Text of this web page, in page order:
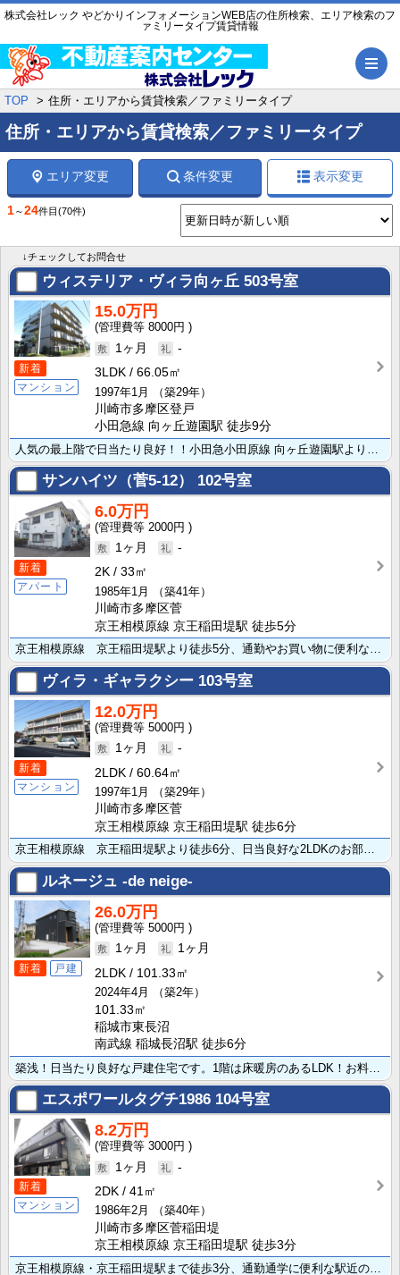
株式会社レック やどかりインフォメーションWEB店の住所検索、エリア検索のフ
ァミリータイプ賃貸情報
TOP 住所・エリアから賃貸検索／ファミリータイプ
住所・エリアから賃貸検索／ファミリータイプ
エリア変更 条件変更 表示変更
1～24件目 (70件)
↓チェックしてお問合せ
ウィステリア・ヴィラ向ヶ丘 503号室
新着
マンション
15.0万円
8000円
1ヶ月
-
3LDK
66.05㎡
1997年1月
（築29年）
川崎市多摩区登戸
小田急線 向ヶ丘遊園駅 徒歩9分
人気の最上階で日当たり良好！！小田急小田原線 向ヶ丘遊園駅より徒歩9分で通勤や通学に便利な立地です。･･･
サンハイツ（菅5-12） 102号室
新着
アパート
6.0万円
2000円
1ヶ月
-
2K
33㎡
1985年1月
（築41年）
川崎市多摩区菅
京王相模原線 京王稲田堤駅 徒歩5分
京王相模原線 京王稲田堤駅より徒歩5分、通勤やお買い物に便利な立地の賃貸アパートです。玄関ホールのあ･･･
ヴィラ・ギャラクシー 103号室
新着
マンション
12.0万円
5000円
1ヶ月
-
2LDK
60.64㎡
1997年1月
（築29年）
川崎市多摩区菅
京王相模原線 京王稲田堤駅 徒歩6分
京王相模原線 京王稲田堤駅より徒歩6分、日当良好な2LDKのお部屋です。南に面した室内は採光・通風に･･･
ルネージュ -de neige-
新着 戸建
26.0万円
5000円
1ヶ月
1ヶ月
2LDK
101.33㎡
2024年4月
（築2年）
101.33㎡
稲城市東長沼
南武線 稲城長沼駅 徒歩6分
エスポワールタグチ1986 104号室
新着
マンション
8.2万円
3000円
1ヶ月
-
2DK
41㎡
1986年2月
（築40年）
川崎市多摩区菅稲田堤
京王相模原線 京王稲田堤駅 徒歩3分